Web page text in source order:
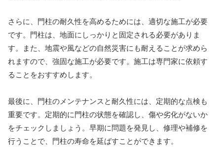
さらに、門柱の耐久性を高めるためには、適切な施工が必要
です。門柱は、地面にしっかりと固定される必要がありま
す。また、地震や風などの自然災害にも耐えることが求めら
れますので、強固な施工が必要です。施工は専門家に依頼す
ることをおすすめします。
最後に、門柱のメンテナンスと耐久性には、定期的な点検も
重要です。定期的に門柱の状態を確認し、傷や劣化がないか
をチェックしましょう。早期に問題を発見し、修理や補修を
行うことで、門柱の寿命を延ばすことができます。